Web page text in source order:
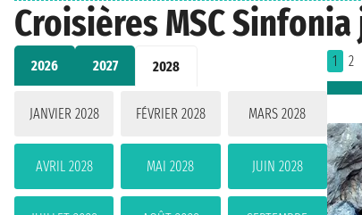
Croisières MSC
2026 2027 2028
JANVIER 2028 FÉVRIER 2028 MARS 2028
AVRIL 2028 MAI 2028 JUIN 2028
1 2